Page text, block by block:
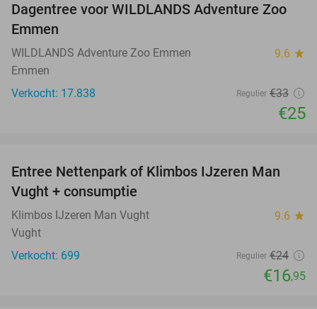
24%
Dagentree voor WILDLANDS Adventure Zoo
Emmen
WILDLANDS Adventure Zoo Emmen 9.6 star
Emmen
Verkocht: 17.838
Regulier €33
€25
29%
Entree Nettenpark of Klimbos IJzeren Man
Vught + consumptie
Klimbos IJzeren Man Vught 9.6 star
Vught
Verkocht: 699
Regulier €24
€16,95